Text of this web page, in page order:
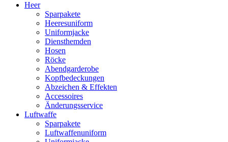
Heer
Sparpakete
Heeresuniform
Uniformjacke
Diensthemden
Hosen
Röcke
Abendgarderobe
Kopfbedeckungen
Abzeichen & Effekten
Accessoires
Änderungsservice
Luftwaffe
Sparpakete
Luftwaffenuniform